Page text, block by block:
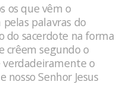
os que vêm o
palavras do
do sacerdote na forma
crêem segundo o
o
nos­so Senhor Jesus